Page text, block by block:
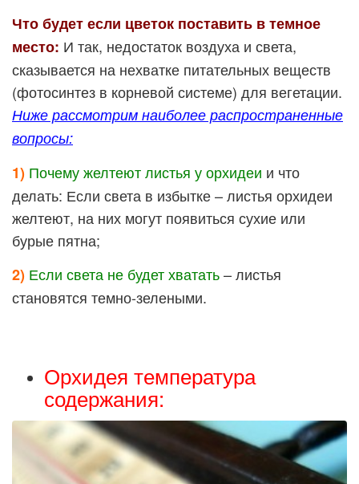
Что будет если цветок поставить в темное
место: И так, недостаток воздуха и света,
сказывается на нехватке питательных веществ
(фотосинтез в корневой системе) для вегетации.
Ниже рассмотрим наиболее распространенные
вопросы:
1) Почему желтеют листья у орхидеи и что
делать: Если света в избытке – листья орхидеи
желтеют, на них могут появиться сухие или
бурые пятна;
2) Если света не будет хватать– листья
становятся темно-зелеными.
Орхидея температура
содержания: